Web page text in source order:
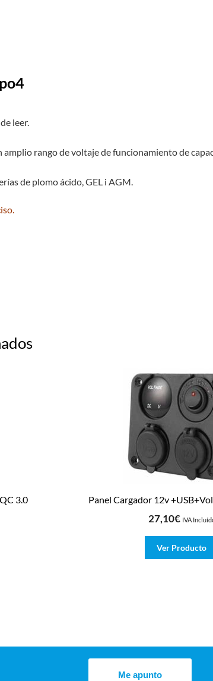
leer.
rango de voltaje de funcionamiento de
de plomo ácido, GEL i AGM.
3.0 Panel Cargador 12v
27,10€ IVA
Ver Producto
Me apunto